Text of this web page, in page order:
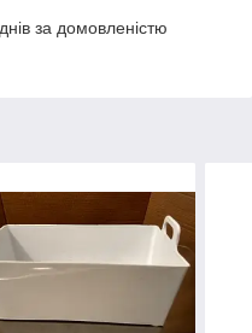
за домовленістю